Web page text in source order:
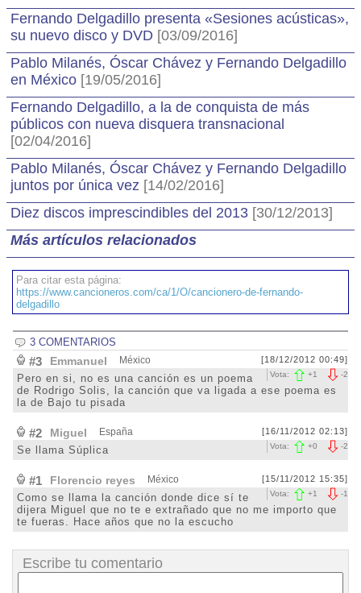
Fernando Delgadillo presenta «Sesiones acústicas»,
su nuevo disco y DVD [03/09/2016]
Pablo Milanés, Óscar Chávez y Fernando Delgadillo
en México [19/05/2016]
Fernando Delgadillo, a la de conquista de más
públicos con nueva disquera transnacional
[02/04/2016]
Pablo Milanés, Óscar Chávez y Fernando Delgadillo
juntos por única vez [14/02/2016]
Diez discos imprescindibles del 2013 [30/12/2013]
Más artículos relacionados
Para citar esta página:
https://www.cancioneros.com/ca/1/O/cancionero-de-fernando-
delgadillo
3 COMENTARIOS
#3 Emmanuel México [18/12/2012 00:49]
-2
Vota: +1
Pero en si, no es una canción es un poema
de Rodrigo Solis, la canción que va ligada a ese poema es
la de Bajo tu pisada
#2 Miguel España [16/11/2012 02:13]
-2
Vota: +0
Se llama Súplica
#1 Florencio reyes México [15/11/2012 15:35]
-1
Vota: +1
Como se llama la canción donde dice sí te
dijera Miguel que no te e extrañado que no me importo que
te fueras. Hace años que no la escucho
Escribe tu comentario